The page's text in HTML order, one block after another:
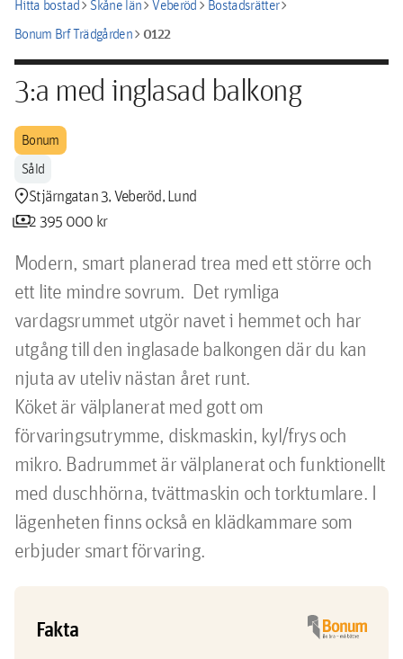
Hitta bostadchevron_rightSkåne länchevron_rightVeberödchevron_rightBostadsrätterchevron_right
Bonum Brf Trädgårdenchevron_right0122
3:a med inglasad balkong
Bonum
Såld
location_pinStjärngatan 3, Veberöd, Lund
payments2 395 000 kr
Modern, smart planerad trea med ett större och
ett lite mindre sovrum.  Det rymliga
vardagsrummet utgör navet i hemmet och har
utgång till den inglasade balkongen där du kan
njuta av uteliv nästan året runt.
Köket är välplanerat med gott om
förvaringsutrymme, diskmaskin, kyl/frys och
mikro. Badrummet är välplanerat och funktionellt
med duschhörna, tvättmaskin och torktumlare. I
lägenheten finns också en klädkammare som
erbjuder smart förvaring.
Fakta